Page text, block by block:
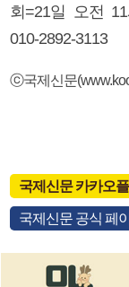
회=21일 오전
010-2892-3113
ⓒ국제신문
국제신문 카카오
국제신문 공식 페